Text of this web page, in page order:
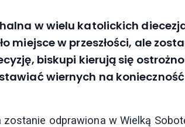
w wielu katolickich
miejsce w przeszłości, ale
biskupi kierują się
wiernych na konieczność
odprawiona w Wielką